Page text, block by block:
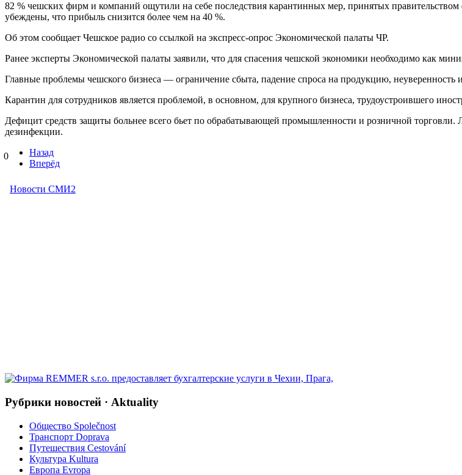
82 % чешских фирм и компаний ощутили на себе последствия карантинных мер, принятых
убеждены, что прибыль снизится более чем на 40 %.
Об этом сообщает Чешское радио со ссылкой на экспресс-опрос Экономической палаты ЧР.
Ранее эксперты Экономической палаты заявили, что для спасения чешской экономики необходимо как
Главные проблемы чешского бизнеса — ограничение сбыта, падение спроса на продукцию, неуверенность
Карантин для сотрудников является проблемой, в основном, для крупного бизнеса, трудоустроившего
Дефицит средств защиты больнее всего бьет по обрабатывающей промышленности и розничной
дезинфекции.
0
Назад
Вперёд
Рубрики новостей · Aktuality
Общество Společnost
Транспорт Doprava
Путешествия Cestování
Культура Kultura
Европа Evropa